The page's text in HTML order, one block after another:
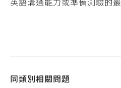
同類別相關問題